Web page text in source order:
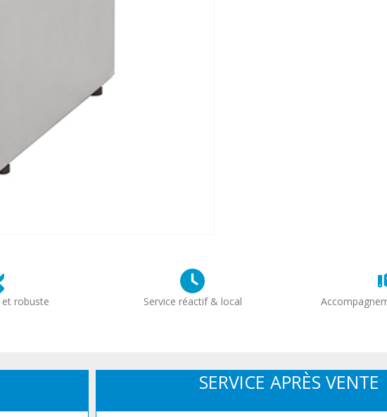
robuste Service réactif & local
SERVICE APRÈS VENTE